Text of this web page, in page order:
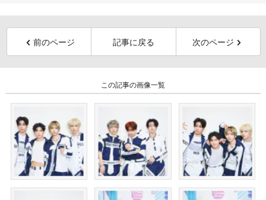
前のページ 記事に戻る 次のページ
この記事の画像一覧